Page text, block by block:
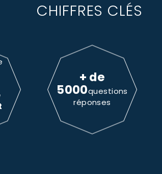
CHIFFRES CLÉS
+ de
5000questions
réponses